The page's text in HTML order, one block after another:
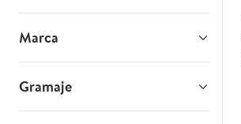
Marca
Gramaje